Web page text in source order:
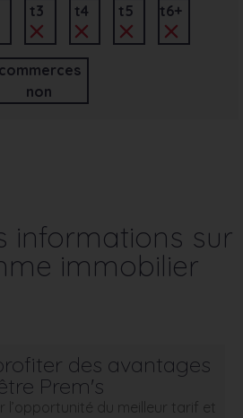
t3 t4 t5 t6+
commerces
non
informations sur
immobilier
des avantages
Prem's
l’opportunité du meilleur tarif et